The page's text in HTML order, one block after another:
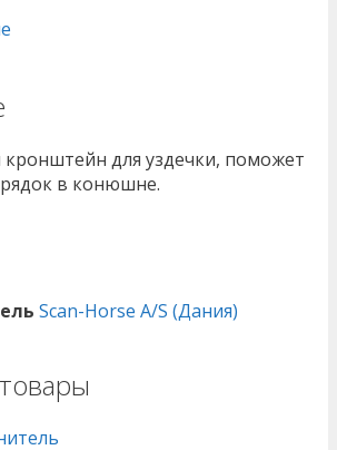
для уздечки, поможет
в конюшне.
Scan-Horse A/S (Дания)